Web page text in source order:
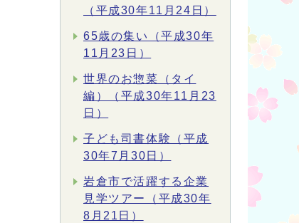
（平成30年11月24日）
65歳の集い（平成30年
11月23日）
世界のお惣菜（タイ
編）（平成30年11月23
日）
子ども司書体験（平成
30年7月30日）
岩倉市で活躍する企業
見学ツアー（平成30年
8月21日）